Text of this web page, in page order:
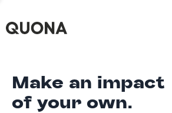
Make an impact
of your own.